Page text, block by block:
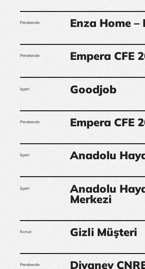
Perakende Enza Home –
Perakende Empera CFE
İşyeri Goodjob
Perakende Empera CFE
İşyeri Anadolu
İşyeri Anadolu
Merkezi
Konut Gizli Müşteri
Perakende Divanev